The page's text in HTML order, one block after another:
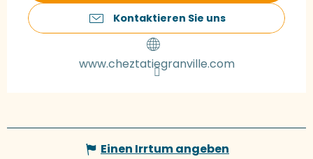
Kontaktieren Sie uns
www.cheztatiegranville.com
Einen Irrtum angeben